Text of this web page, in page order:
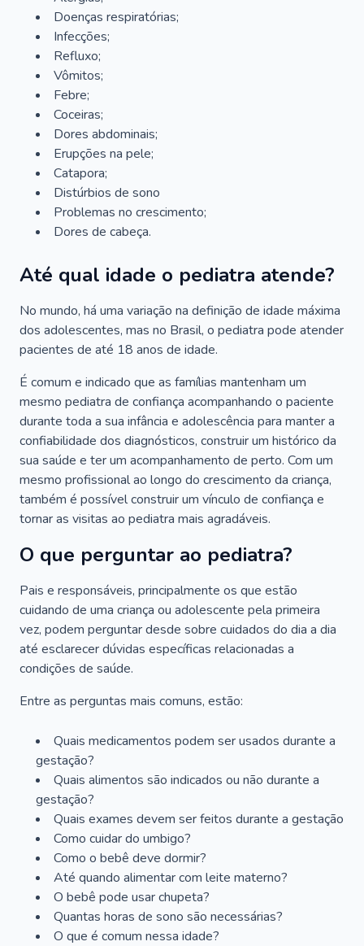
Doenças respiratórias;
Infecções;
Refluxo;
Vômitos;
Febre;
Coceiras;
Dores abdominais;
Erupções na pele;
Catapora;
Distúrbios de sono
Problemas no crescimento;
Dores de cabeça.
Até qual idade o pediatra atende?
No mundo, há uma variação na definição de idade máxima
dos adolescentes, mas no Brasil, o pediatra pode atender
pacientes de até 18 anos de idade.
É comum e indicado que as famílias mantenham um
mesmo pediatra de confiança acompanhando o paciente
durante toda a sua infância e adolescência para manter a
confiabilidade dos diagnósticos, construir um histórico da
sua saúde e ter um acompanhamento de perto. Com um
mesmo profissional ao longo do crescimento da criança,
também é possível construir um vínculo de confiança e
tornar as visitas ao pediatra mais agradáveis.
O que perguntar ao pediatra?
Pais e responsáveis, principalmente os que estão
cuidando de uma criança ou adolescente pela primeira
vez, podem perguntar desde sobre cuidados do dia a dia
até esclarecer dúvidas específicas relacionadas a
condições de saúde.
Entre as perguntas mais comuns, estão:
Quais medicamentos podem ser usados durante a
gestação?
Quais alimentos são indicados ou não durante a
gestação?
Quais exames devem ser feitos durante a gestação
Como cuidar do umbigo?
Como o bebê deve dormir?
Até quando alimentar com leite materno?
O bebê pode usar chupeta?
Quantas horas de sono são necessárias?
O que é comum nessa idade?